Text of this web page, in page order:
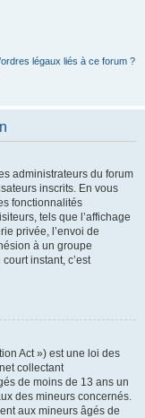
légaux liés à ce forum ?
administrateurs du forum
inscrits. En vous
fonctionnalités
tels que l’affichage
privée, l’envoi de
à un groupe
instant, c’est
Act ») est une loi des
collectant
de moins de 13 ans un
des mineurs concernés.
aux mineurs âgés de